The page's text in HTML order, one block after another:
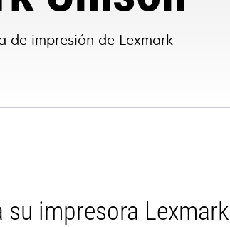
de impresión de Lexmark
impresora Lexmark